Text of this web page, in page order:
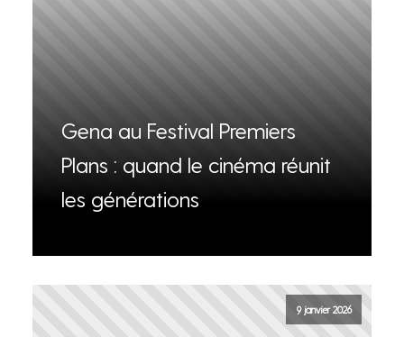
Gena au Festival Premiers
Plans : quand le cinéma réunit
les générations
9 janvier 2026